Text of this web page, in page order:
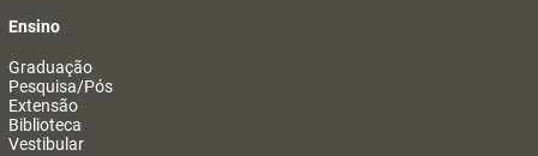
Ensino
Graduação
Pesquisa/Pós
Extensão
Biblioteca
Vestibular